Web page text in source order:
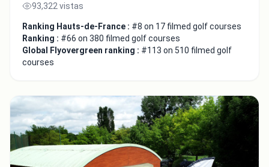
93,322 vistas
Ranking Hauts-de-France : #8 on 17 filmed golf courses
Ranking : #66 on 380 filmed golf courses
Global Flyovergreen ranking : #113 on 510 filmed golf
courses